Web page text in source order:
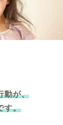
動が、
す。